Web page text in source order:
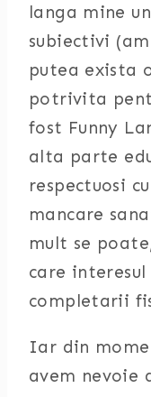
langa mine
subiectivi
putea exista
potrivita
fost Funny
alta parte
respectuosi
mancare
mult se
care
completarii
Iar din
avem nevoie